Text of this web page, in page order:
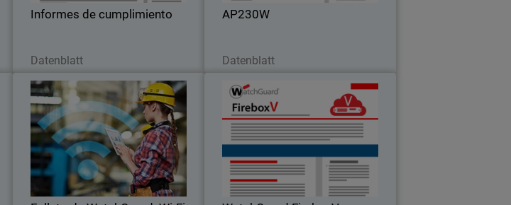
Informes de cumplimiento
Datenblatt
AP230W
Datenblatt
Folleto de WatchGuard: Wi-Fi
Simplificado en WatchGuard
Cloud
Descubra lo sencillo que es
implementar, administrar y generar
reportes a través de experiencias
inalámbricas con nuestros puntos de
acceso seguros Wi-Fi 6 y una
WatchGuard FireboxV
Seguridad real para un mundo
virtualizado